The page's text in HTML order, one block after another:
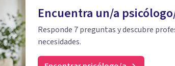
Encuentra un/a
Responde 7 preguntas y descubre
necesidades.